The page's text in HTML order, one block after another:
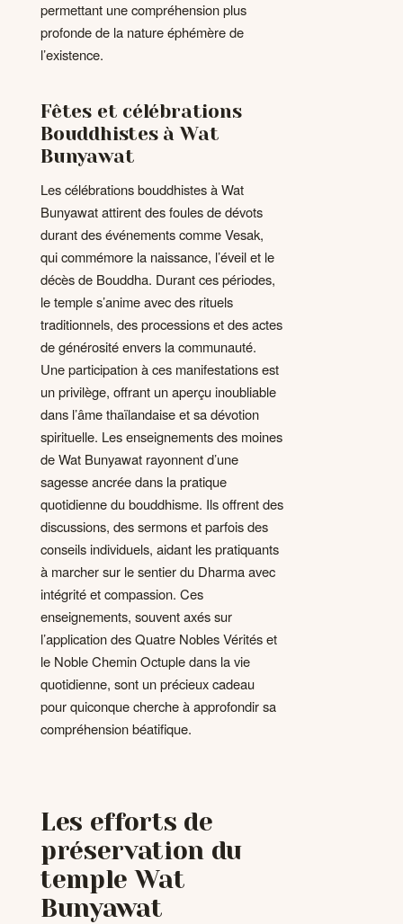
permettant une compréhension plus
profonde de la nature éphémère de
l’existence.
Fêtes et célébrations
Bouddhistes à Wat
Bunyawat
Les célébrations bouddhistes à Wat
Bunyawat attirent des foules de dévots
durant des événements comme Vesak,
qui commémore la naissance, l’éveil et le
décès de Bouddha. Durant ces périodes,
le temple s’anime avec des rituels
traditionnels, des processions et des actes
de générosité envers la communauté.
Une participation à ces manifestations est
un privilège, offrant un aperçu inoubliable
dans l’âme thaïlandaise et sa dévotion
spirituelle. Les enseignements des moines
de Wat Bunyawat rayonnent d’une
sagesse ancrée dans la pratique
quotidienne du bouddhisme. Ils offrent des
discussions, des sermons et parfois des
conseils individuels, aidant les pratiquants
à marcher sur le sentier du Dharma avec
intégrité et compassion. Ces
enseignements, souvent axés sur
l’application des Quatre Nobles Vérités et
le Noble Chemin Octuple dans la vie
quotidienne, sont un précieux cadeau
pour quiconque cherche à approfondir sa
compréhension béatifique.
Les efforts de
préservation du
temple Wat
Bunyawat